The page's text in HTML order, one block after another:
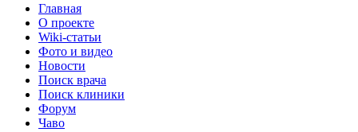
Главная
О проекте
Wiki-статьи
Фото и видео
Новости
Поиск врача
Поиск клиники
Форум
Чаво